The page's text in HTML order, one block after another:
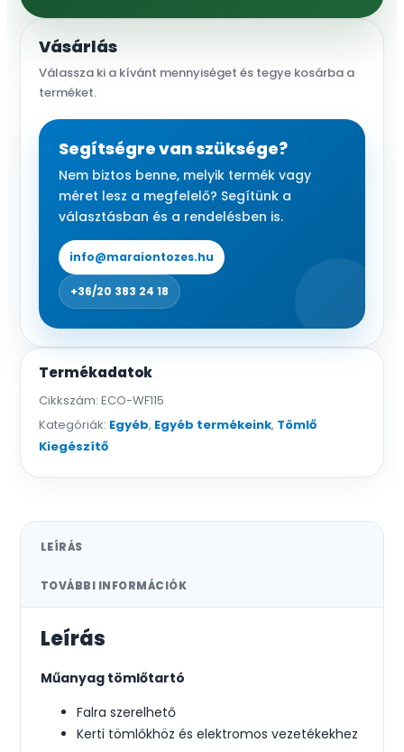
Vásárlás
Válassza ki a kívánt mennyiséget és tegye kosárba a
terméket.
Segítségre van szüksége?
Nem biztos benne, melyik termék vagy
méret lesz a megfelelő? Segítünk a
választásban és a rendelésben is.
info@maraiontozes.hu
+36/20 383 24 18
Termékadatok
Cikkszám: ECO-WF115
Kategóriák: Egyéb, Egyéb termékeink, Tömlő
Kiegészítő
LEÍRÁS
TOVÁBBI INFORMÁCIÓK
Leírás
Műanyag tömlőtartó
Falra szerelhető
Kerti tömlőkhöz és elektromos vezetékekhez